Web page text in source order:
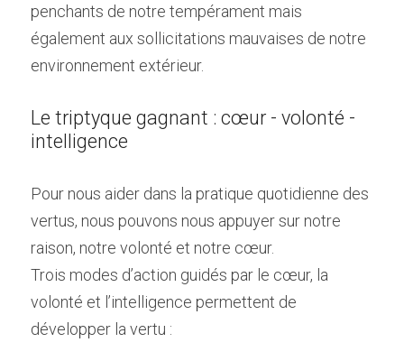
penchants de notre tempérament mais
également aux sollicitations mauvaises de notre
environnement extérieur.
Le triptyque gagnant : cœur - volonté -
intelligence
Pour nous aider dans la pratique quotidienne des
vertus, nous pouvons nous appuyer sur notre
raison, notre volonté et notre cœur.
Trois modes d’action guidés par le cœur, la
volonté et l’intelligence permettent de
développer la vertu :